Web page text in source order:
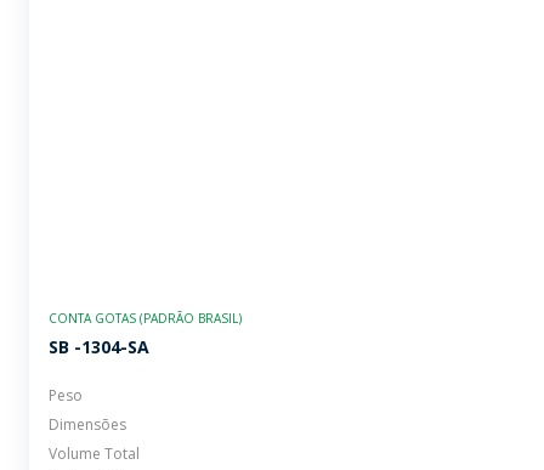
CONTA GOTAS (PADRÃO BRASIL)
SB -1304-SA
Peso
Dimensões
Volume Total